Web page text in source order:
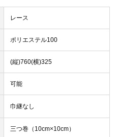
レース
ポリエステル100
(縦)760(横)325
可能
巾継なし
三つ巻（10cm×10cm）